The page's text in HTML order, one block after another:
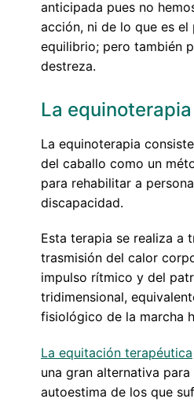
anticipada pues no
acción, ni de lo que es el
equilibrio; pero también
destreza.
La equinoterapia
La equinoterapia
del caballo como un
para rehabilitar a
discapacidad.
Esta terapia se realiza a
trasmisión del calor
impulso rítmico y del
tridimensional,
fisiológico de la marcha
La equitación terapéutica
una gran alternativa para
autoestima de los que